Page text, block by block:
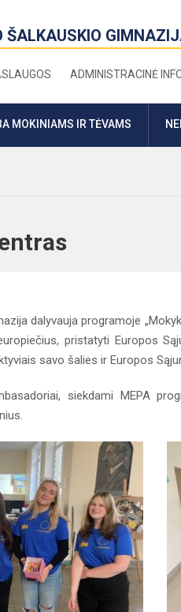
ŠALKAUSKIO
ADMINISTRACINĖ
MOKINIAMS IR TĖVAMS
dalyvauja programoje
pristatyti Europos
savo šalies ir Europos
siekdami MEPA